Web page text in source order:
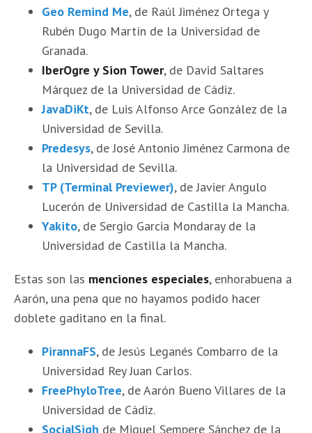
Geo Remind Me, de Raúl Jiménez Ortega y
Rubén Dugo Martín de la Universidad de
Granada.
IberOgre y Sion Tower, de David Saltares
Márquez de la Universidad de Cádiz.
JavaDiKt, de Luis Alfonso Arce González de la
Universidad de Sevilla.
Predesys, de José Antonio Jiménez Carmona de
la Universidad de Sevilla.
TP (Terminal Previewer), de Javier Angulo
Lucerón de Universidad de Castilla la Mancha.
Yakito, de Sergio Garcia Mondaray de la
Universidad de Castilla la Mancha.
Estas son las menciones especiales, enhorabuena a
Aarón, una pena que no hayamos podido hacer
doblete gaditano en la final.
PirannaFS, de Jesús Leganés Combarro de la
Universidad Rey Juan Carlos.
FreePhyloTree, de Aarón Bueno Villares de la
Universidad de Cádiz.
SocialSigh de Miguel Sempere Sánchez de la